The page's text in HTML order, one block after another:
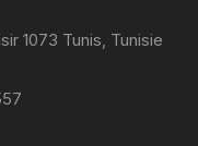
1073 Tunis, Tunisie